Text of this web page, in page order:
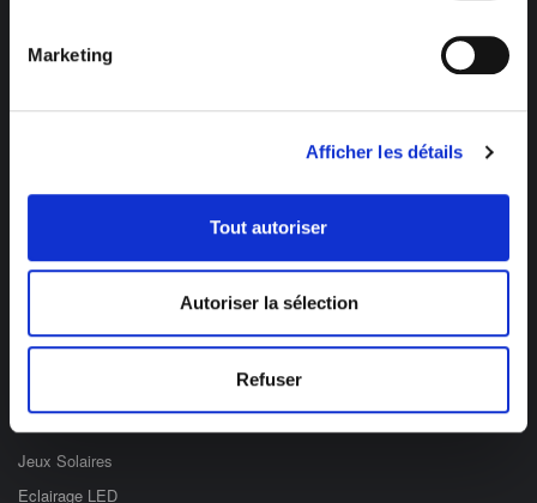
Marketing
Afficher les détails
Tout autoriser
Autoriser la sélection
Refuser
Des professionnels à votre écoute
de 8h à 12h et de 14h à 17h
Catégories
Décoration Solaire
Jeux Solaires
Eclairage LED